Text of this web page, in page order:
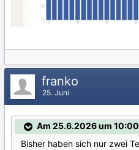
franko
25. Juni
Am 25.6.2026 um
Bisher haben sich nur zwei